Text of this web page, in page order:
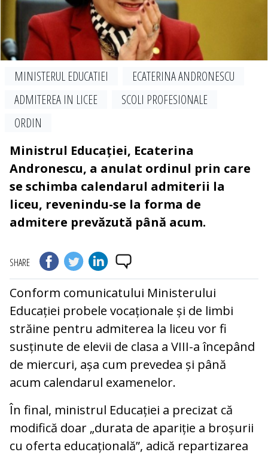
MINISTERUL EDUCATIEI
ECATERINA ANDRONESCU
ADMITEREA IN LICEE
SCOLI PROFESIONALE
ORDIN
Ministrul Educației, Ecaterina
Andronescu, a anulat ordinul prin care
se schimba calendarul admiterii la
liceu, revenindu-se la forma de
admitere prevăzută până acum.
SHARE
Conform comunicatului Ministerului
Educației probele vocaționale și de limbi
străine pentru admiterea la liceu vor fi
susținute de elevii de clasa a VIII-a începând
de miercuri, așa cum prevedea și până
acum calendarul examenelor.
În final, ministrul Educației a precizat că
modifică doar „durata de apariție a broșurii
cu oferta educațională”, adică repartizarea